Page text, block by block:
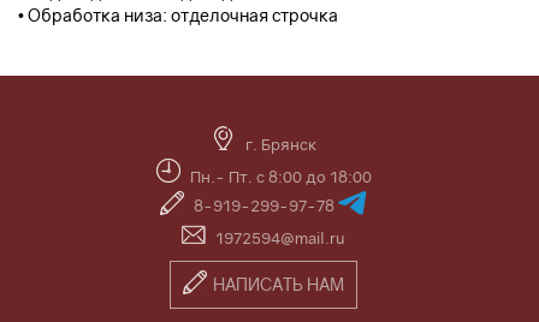
• Обработка низа: отделочная строчка
г. Брянск
Пн.- Пт. с 8:00 до 18:00
8-919-299-97-78
1972594@mail.ru
НАПИСАТЬ НАМ